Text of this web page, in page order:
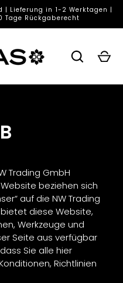
| Lieferung in 1-2 Werktagen |
Tage Rückgaberecht
Trading GmbH
beziehen sich
auf die NW Trading
bietet diese Website,
Werkzeuge und
Seite aus verfügbar
Sie alle hier
Richtlinien